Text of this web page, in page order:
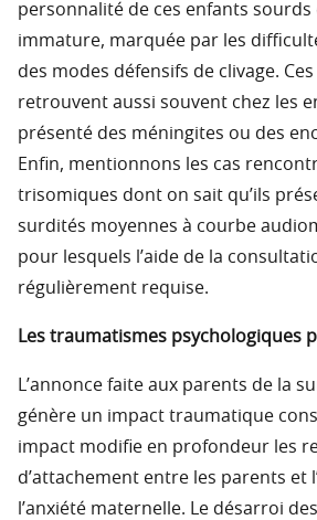
personnalité de ces enfants sourds
immature, marquée par les
des modes défensifs de clivage.
retrouvent aussi souvent chez les
présenté des méningites ou des
Enfin, mentionnons les cas
trisomiques dont on sait qu’ils
surdités moyennes à courbe
pour lesquels l’aide de la
régulièrement requise.
Les traumatismes psychologiques
L’annonce faite aux parents de la
génère un impact traumatique
impact modifie en profondeur les
d’attachement entre les parents et
l’anxiété maternelle. Le désarroi